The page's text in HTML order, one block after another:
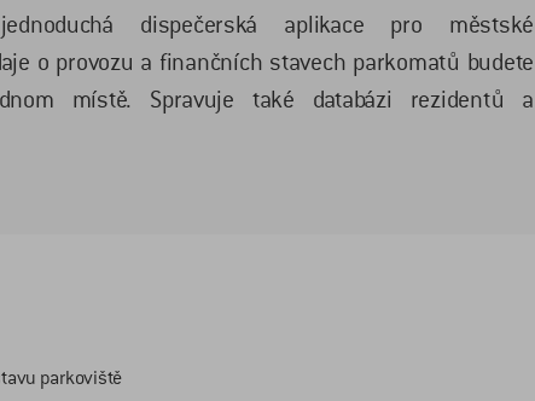
dispečerská aplikace pro městské
o provozu a finančních stavech parkomatů budete
místě. Spravuje také databázi rezidentů a
parkoviště